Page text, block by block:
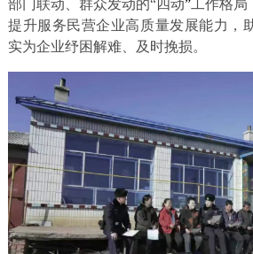
部门联动、群众发动的“四动”工作格局
提升服务民营企业高质量发展能力，
实为企业纾困解难、及时挽损。